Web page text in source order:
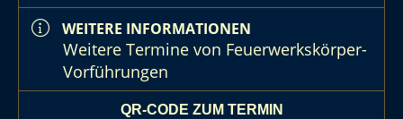
WEITERE INFORMATIONEN
Weitere Termine von Feuerwerkskörper-
Vorführungen
QR-CODE ZUM TERMIN